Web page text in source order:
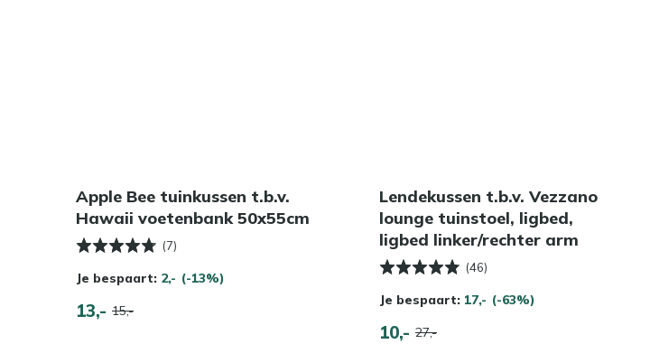
Apple Bee tuinkussen t.b.v.
Hawaii voetenbank 50x55cm
(7)
Je bespaart: 2,- (-13%)
13,- 15,-
Lendekussen t.b.v. Vezzano
lounge tuinstoel, ligbed,
ligbed linker/rechter arm
(46)
Je bespaart: 17,- (-63%)
10,- 27,-